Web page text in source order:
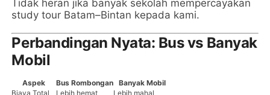
Tidak heran jika banyak sekolah mempercayakan
study tour Batam–Bintan kepada kami.
Perbandingan Nyata: Bus vs Banyak
Mobil
Aspek Bus Rombongan
Banyak Mobil
Biaya Total
Lebih hemat
Lebih mahal